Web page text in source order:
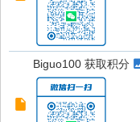
Biguo100 获取积分